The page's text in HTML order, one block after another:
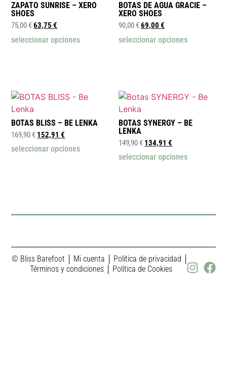
ZAPATO SUNRISE – XERO
SHOES
75,00€63,75€
seleccionar opciones
BOTAS DE AGUA GRACIE –
XERO SHOES
90,00€69,00 €
seleccionar opciones
BOTAS BLISS – BE LENKA
169,90€ 152,91€
seleccionar opciones
BOTAS SYNERGY – BE
LENKA
149,90€ 134,91 €
seleccionar opciones
© Bliss Barefoot Mi cuenta
Política de privacidad
Términos y condiciones
Política de Cookies